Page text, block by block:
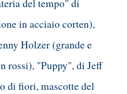
del tempo" di
in acciaio corten),
Holzer (grande e
rossi), "Puppy", di Jeff
di fiori, mascotte del